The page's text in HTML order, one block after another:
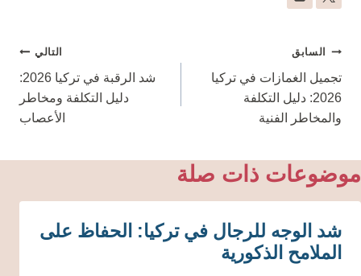
تصفّح
المقالات
السابق
تجميل الغمازات في تركيا
2026: دليل التكلفة
والمخاطر الفنية
التالي
شد الرقبة في تركيا 2026:
دليل التكلفة ومخاطر
الأعصاب
موضوعات ذات صلة
شد الوجه للرجال في تركيا: الحفاظ على
الملامح الذكورية